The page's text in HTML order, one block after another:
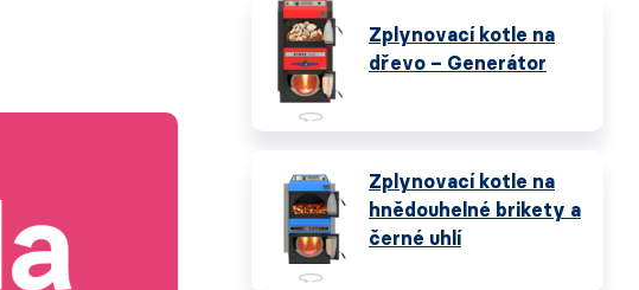
Zplynovací kotle na
dřevo – Generátor
Zplynovací kotle na
hnědouhelné brikety a
černé uhlí